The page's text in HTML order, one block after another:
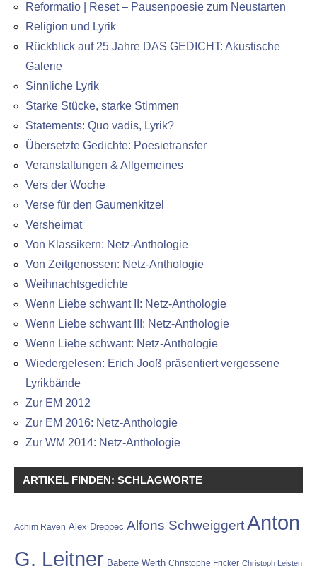
Reformatio | Reset – Pausenpoesie zum Neustarten
Religion und Lyrik
Rückblick auf 25 Jahre DAS GEDICHT: Akustische
Galerie
Sinnliche Lyrik
Starke Stücke, starke Stimmen
Statements: Quo vadis, Lyrik?
Übersetzte Gedichte: Poesietransfer
Veranstaltungen & Allgemeines
Vers der Woche
Verse für den Gaumenkitzel
Versheimat
Von Klassikern: Netz-Anthologie
Von Zeitgenossen: Netz-Anthologie
Weihnachtsgedichte
Wenn Liebe schwant II: Netz-Anthologie
Wenn Liebe schwant III: Netz-Anthologie
Wenn Liebe schwant: Netz-Anthologie
Wiedergelesen: Erich Jooß präsentiert vergessene
Lyrikbände
Zur EM 2012
Zur EM 2016: Netz-Anthologie
Zur WM 2014: Netz-Anthologie
ARTIKEL FINDEN: SCHLAGWORTE
Achim Raven Alex Dreppec Alfons SchweiggertAnton
G. Leitner Babette Werth Christophe Fricker Christoph Leisten